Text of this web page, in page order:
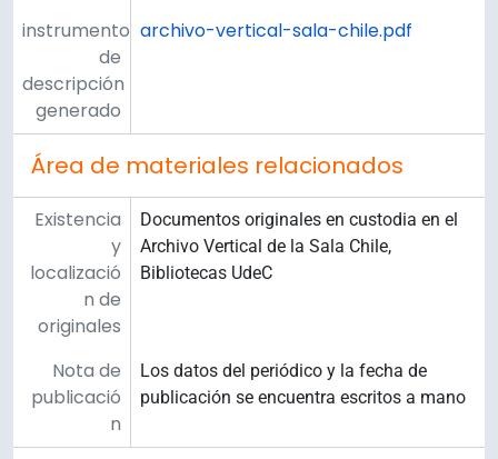
instrumento
de
descripción
generado
archivo-vertical-sala-chile.pdf
Área de materiales relacionados
Existencia
y
localizació
n de
originales
Documentos originales en custodia en el
Archivo Vertical de la Sala Chile,
Bibliotecas UdeC
Nota de
publicació
n
Los datos del periódico y la fecha de
publicación se encuentra escritos a mano